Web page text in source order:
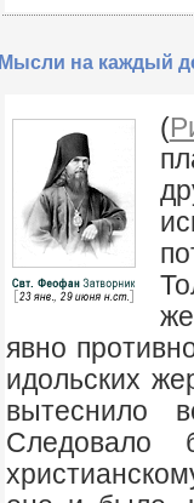
Мысли на каждый
(
явно
идольских
вытеснило
Следовало